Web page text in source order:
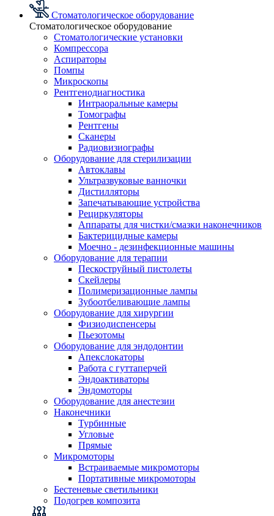
Стоматологическое оборудование
Стоматологическое оборудование
Стоматологические установки
Компрессора
Аспираторы
Помпы
Микроскопы
Рентгенодиагностика
Интраоральные камеры
Томографы
Рентгены
Сканеры
Радиовизиографы
Оборудование для стерилизации
Автоклавы
Ультразвуковые ванночки
Дистилляторы
Запечатывающие устройства
Рециркуляторы
Аппараты для чистки/смазки наконечников
Бактерицидные камеры
Моечно - дезинфекционные машины
Оборудование для терапии
Пескоструйный пистолеты
Скейлеры
Полимеризационные лампы
Зубоотбеливающие лампы
Оборудование для хирургии
Физиодиспенсеры
Пьезотомы
Оборудование для эндодонтии
Апекслокаторы
Работа с гуттаперчей
Эндоактиваторы
Эндомоторы
Оборудование для анестезии
Наконечники
Турбинные
Угловые
Прямые
Микромоторы
Встраиваемые микромоторы
Портативные микромоторы
Бестеневые светильники
Подогрев композита